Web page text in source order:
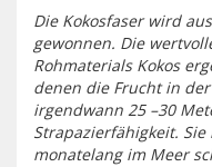
Die Kokosfaser wird
gewonnen. Die
Rohmaterials Kokos
denen die Frucht in
irgendwann 25 –30
Strapazierfähigkeit.
monatelang im Meer